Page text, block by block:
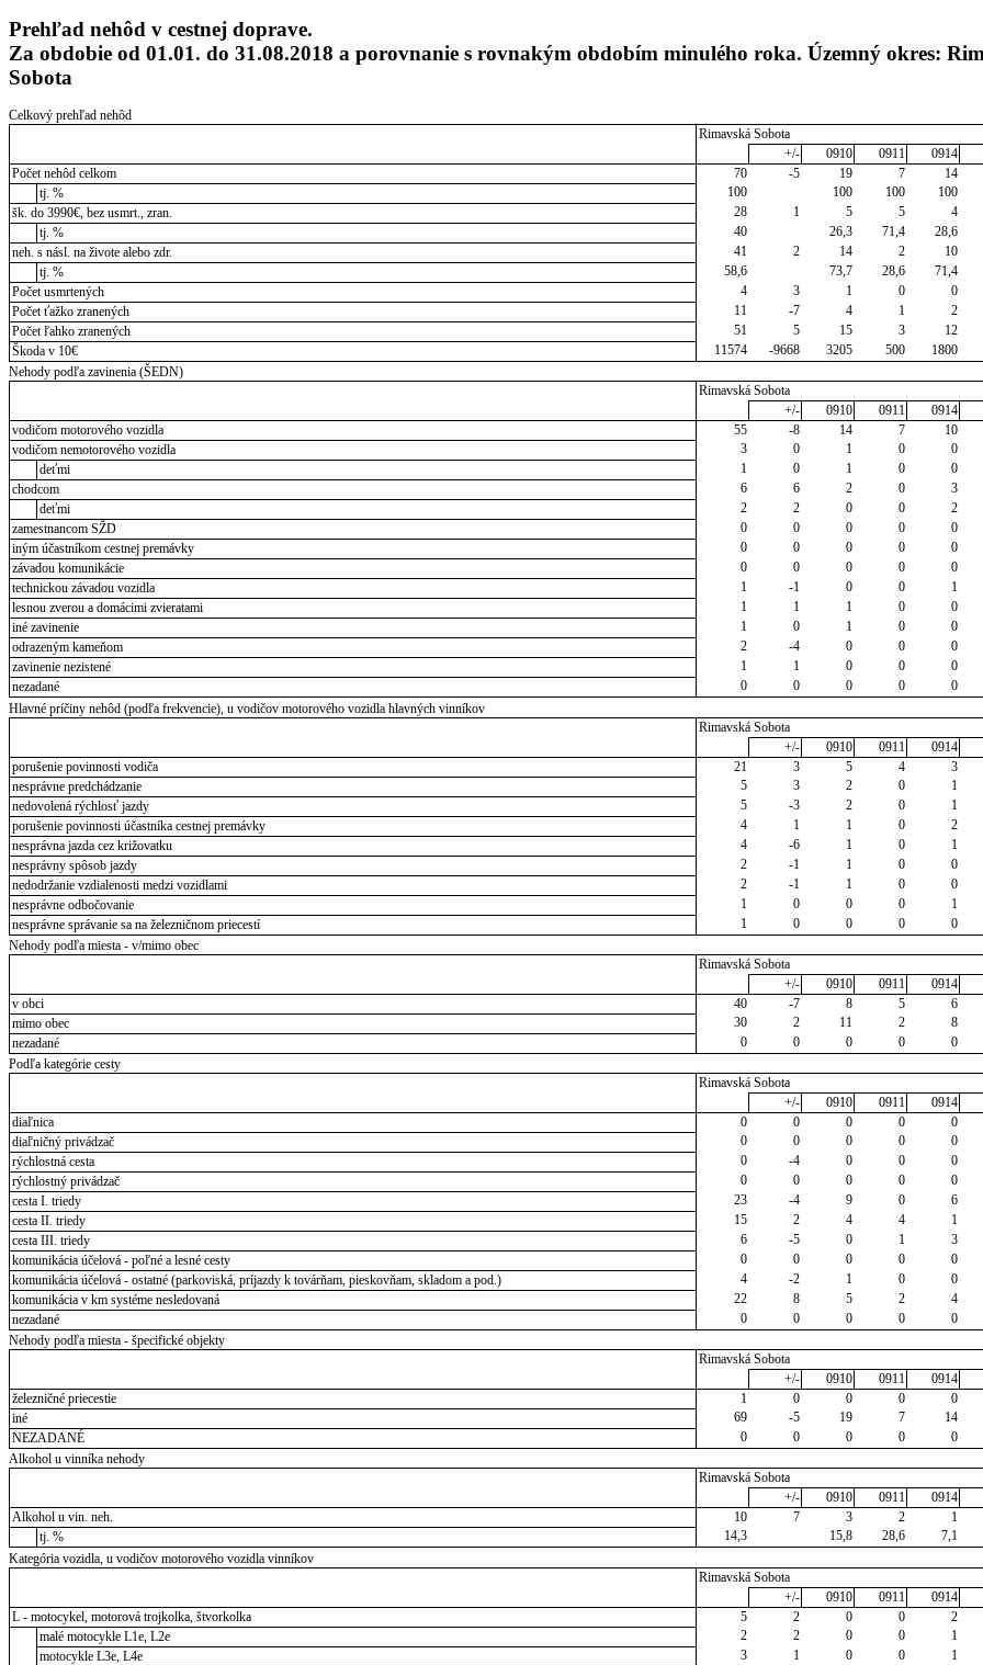
Prehľad nehôd v cestnej doprave.
Za obdobie od 01.01. do 31.08.2018 a porovnanie s rovnakým obdobím minulého roka. Územný okres:
Sobota
Celkový prehľad nehôd
Rimavská Sobota
+/-
0910 0911 0914
Počet nehôd celkom
70 -5 19 7 14
tj. %
100 100 100 100
šk. do 3990€, bez usmrt., zran.
28 1 5 5 4
tj. %
40 26,3 71,4 28,6
neh. s násl. na živote alebo zdr.
41 2 14 2 10
tj. %
58,6 73,7 28,6 71,4
Počet usmrtených
4 3 1 0 0
Počet ťažko zranených
11 -7 4 1 2
Počet ľahko zranených
51 5 15 3 12
Škoda v 10€
11574 -9668 3205 500 1800
Nehody podľa zavinenia (ŠEDN)
Rimavská Sobota
+/-
0910 0911 0914
vodičom motorového vozidla
55 -8 14 7 10
vodičom nemotorového vozidla
3 0 1 0 0
deťmi
1 0 1 0 0
chodcom
6 6 2 0 3
deťmi
2 2 0 0 2
zamestnancom SŽD
0 0 0 0 0
iným účastníkom cestnej premávky
0 0 0 0 0
závadou komunikácie
0 0 0 0 0
technickou závadou vozidla
1 -1 0 0 1
lesnou zverou a domácimi zvieratami
1 1 1 0 0
iné zavinenie
1 0 1 0 0
odrazeným kameňom
2 -4 0 0 0
zavinenie nezistené
1 1 0 0 0
nezadané
0 0 0 0 0
Hlavné príčiny nehôd (podľa frekvencie), u vodičov motorového vozidla hlavných vinníkov
Rimavská Sobota
+/-
0910 0911 0914
porušenie povinnosti vodiča
21 3 5 4 3
nesprávne predchádzanie
5 3 2 0 1
nedovolená rýchlosť jazdy
5 -3 2 0 1
porušenie povinnosti účastníka cestnej premávky
4 1 1 0 2
nesprávna jazda cez križovatku
4 -6 1 0 1
nesprávny spôsob jazdy
2 -1 1 0 0
nedodržanie vzdialenosti medzi vozidlami
2 -1 1 0 0
nesprávne odbočovanie
1 0 0 0 1
nesprávne správanie sa na železničnom priecestí
1 0 0 0 0
Nehody podľa miesta - v/mimo obec
Rimavská Sobota
+/-
0910 0911 0914
v obci
40 -7 8 5 6
mimo obec
30 2 11 2 8
nezadané
0 0 0 0 0
Podľa kategórie cesty
Rimavská Sobota
+/-
0910 0911 0914
diaľnica
0 0 0 0 0
diaľničný privádzač
0 0 0 0 0
rýchlostná cesta
0 -4 0 0 0
rýchlostný privádzač
0 0 0 0 0
cesta I. triedy
23 -4 9 0 6
cesta II. triedy
15 2 4 4 1
cesta III. triedy
6 -5 0 1 3
komunikácia účelová - poľné a lesné cesty
0 0 0 0 0
komunikácia účelová - ostatné (parkoviská, príjazdy k továrňam, pieskovňam, skladom a pod.)
4 -2 1 0 0
komunikácia v km systéme nesledovaná
22 8 5 2 4
nezadané
0 0 0 0 0
Nehody podľa miesta - špecifické objekty
Rimavská Sobota
+/-
0910 0911 0914
železničné priecestie
1 0 0 0 0
iné
69 -5 19 7 14
NEZADANÉ
0 0 0 0 0
Alkohol u vinníka nehody
Rimavská Sobota
+/-
0910 0911 0914
Alkohol u vin. neh.
10 7 3 2 1
tj. %
14,3 15,8 28,6 7,1
Kategória vozidla, u vodičov motorového vozidla vinníkov
Rimavská Sobota
+/-
0910 0911 0914
L - motocykel, motorová trojkolka, štvorkolka
5 2 0 0 2
malé motocykle L1e, L2e
2 2 0 0 1
motocykle L3e, L4e
3 1 0 0 1